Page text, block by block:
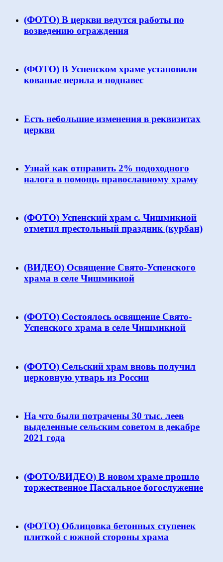
(ФОТО) В церкви ведутся работы по
возведению ограждения
(ФОТО) В Успенском храме установили
кованые перила и поднавес
Есть небольшие изменения в реквизитах
церкви
Узнай как отправить 2% подоходного
налога в помощь православному храму
(ФОТО) Успенский храм с. Чишмикиой
отметил престольный праздник (курбан)
(ВИДЕО) Освящение Свято-Успенского
храма в селе Чишмикиой
(ФОТО) Состоялось освящение Свято-
Успенского храма в селе Чишмикиой
(ФОТО) Сельский храм вновь получил
церковную утварь из России
На что были потрачены 30 тыс. леев
выделенные сельским советом в декабре
2021 года
(ФОТО/ВИДЕО) В новом храме прошло
торжественное Пасхальное богослужение
(ФОТО) Облицовка бетонных ступенек
плиткой с южной стороны храма